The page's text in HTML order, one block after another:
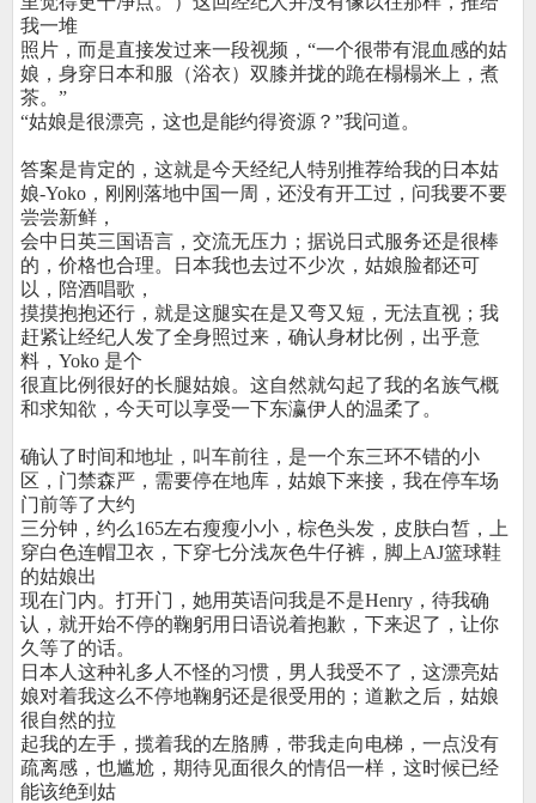
我一堆
照片，而是直接发过来一段视频，“一个很带有混血感的姑
娘，身穿日本和服（浴衣）双膝并拢的跪在榻榻米上，煮
茶。”
“姑娘是很漂亮，这也是能约得资源？”我问道。
答案是肯定的，这就是今天经纪人特别推荐给我的日本姑
娘-Yoko，刚刚落地中国一周，还没有开工过，问我要不要
尝尝新鲜，
会中日英三国语言，交流无压力；据说日式服务还是很棒
的，价格也合理。日本我也去过不少次，姑娘脸都还可
以，陪酒唱歌，
摸摸抱抱还行，就是这腿实在是又弯又短，无法直视；我
赶紧让经纪人发了全身照过来，确认身材比例，出乎意
料，Yoko 是个
很直比例很好的长腿姑娘。这自然就勾起了我的名族气概
和求知欲，今天可以享受一下东瀛伊人的温柔了。
确认了时间和地址，叫车前往，是一个东三环不错的小
区，门禁森严，需要停在地库，姑娘下来接，我在停车场
门前等了大约
三分钟，约么165左右瘦瘦小小，棕色头发，皮肤白皙，上
穿白色连帽卫衣，下穿七分浅灰色牛仔裤，脚上AJ篮球鞋
的姑娘出
现在门内。打开门，她用英语问我是不是Henry，待我确
认，就开始不停的鞠躬用日语说着抱歉，下来迟了，让你
久等了的话。
日本人这种礼多人不怪的习惯，男人我受不了，这漂亮姑
娘对着我这么不停地鞠躬还是很受用的；道歉之后，姑娘
很自然的拉
起我的左手，揽着我的左胳膊，带我走向电梯，一点没有
疏离感，也尴尬，期待见面很久的情侣一样，这时候已经
能该绝到姑